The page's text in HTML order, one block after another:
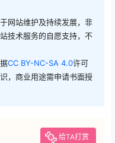
网站维护及持续发展，非
技术服务的自愿支持，不
CC BY-NC-SA 4.0许可
，商业用途需申请书面授
给TA打赏